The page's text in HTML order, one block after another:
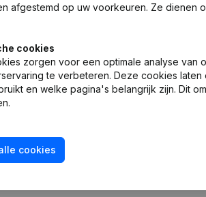
Doel - Ontslagnemingen -
Hernieuwing Mandaat(en)
Ontslagneming(en) Benoeming(en)
afgestemd op uw voorkeuren. Ze dienen
cookies
zorgen voor een optimale analyse van
te verbeteren. Deze cookies
en welke pagina's belangrijk zijn. Dit
cookies